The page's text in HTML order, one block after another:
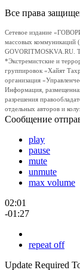
Все права
Сетевое издание
массовых коммуникаций
GOVORITMOSKVA.RU.
*Экстремистские и
группировок «Хайят
организация
Информация,
разрешения
отдельных авторов и
Сообщение
play
pause
mute
unmute
max volume
02:01
-01:27
repeat off
Update Required